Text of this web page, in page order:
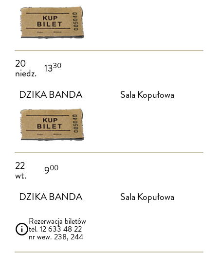
20
niedz. 1330
DZIKA BANDA Sala Kopułowa
22
wt. 900
DZIKA BANDA Sala Kopułowa
Rezerwacja biletów
tel. 12 633 48 22
nr wew. 238, 244